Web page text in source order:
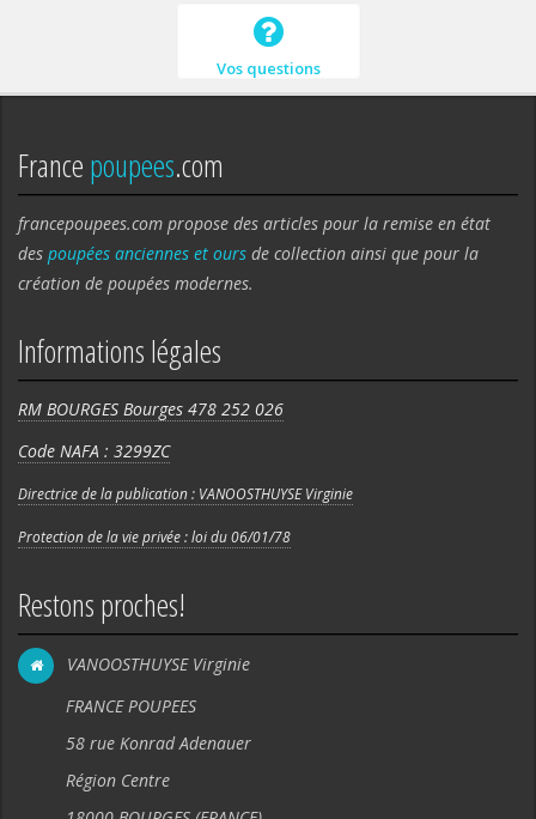
Vos questions
Francepoupees.com
francepoupees.com propose des articles pour la remise en état
des poupées anciennes et ours de collection ainsi que pour la
création de poupées modernes.
Informations légales
RM BOURGES Bourges 478 252 026
Code NAFA : 3299ZC
Directrice de la publication : VANOOSTHUYSE Virginie
Protection de la vie privée : loi du 06/01/78
Restons proches!
VANOOSTHUYSE Virginie
FRANCE POUPEES
58 rue Konrad Adenauer
Région Centre